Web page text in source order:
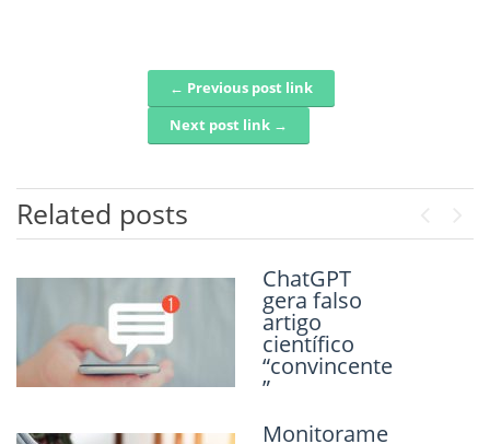
Post navigation← Previous post link
Next post link →
Related posts
ChatGPT
gera falso
artigo
científico
“convincente
”
Monitorame
Terapia
experimenta
l melhorou
visão de
pessoas
com
rara